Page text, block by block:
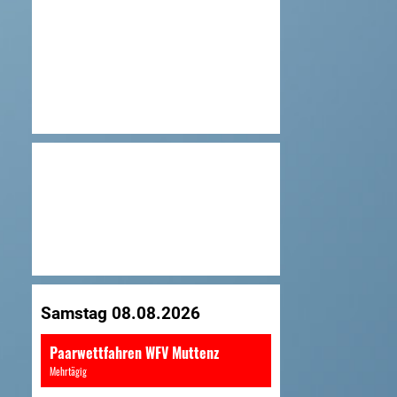
Samstag 08.08.2026
Paarwettfahren WFV Muttenz
Mehrtägig